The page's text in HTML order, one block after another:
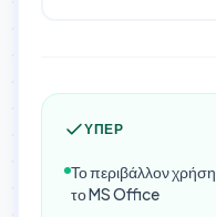
ΥΠΈΡ
Το περιβάλλον
το MS Office